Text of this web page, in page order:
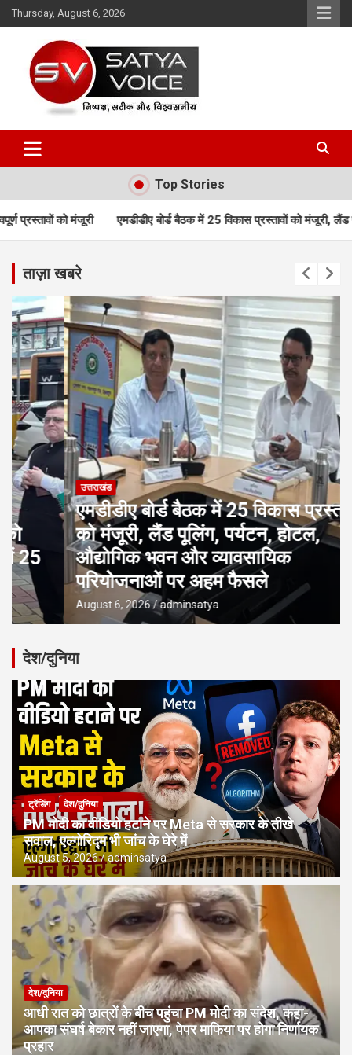
Skip
to
Thursday, August 6, 2026
Satya Voice
Top Stories
एमडीडीए बोर्ड बैठक में 25 विकास प्रस्तावों को मंजूरी, लैंड पूलिंग, पर्यटन, होटल,
ताज़ा खबरे
उत्तराखंड
एमडीडीए बोर्ड बैठक में 25 विकास प्रस्तावों
को मंजूरी, लैंड पूलिंग, पर्यटन, होटल,
औद्योगिक भवन और व्यावसायिक
परियोजनाओं पर अहम फैसले
August 6, 2026 adminsatya
देश/दुनिया
ट्रेंडिंग देश/दुनिया
PM मोदी का वीडियो हटाने पर Meta से सरकार के तीखे
सवाल, एल्गोरिद्म भी जांच के घेरे में
August 5, 2026 adminsatya
देश/दुनिया
आधी रात को छात्रों के बीच पहुंचा PM मोदी का संदेश, कहा-
आपका संघर्ष बेकार नहीं जाएगा, पेपर माफिया पर होगा निर्णायक
प्रहार